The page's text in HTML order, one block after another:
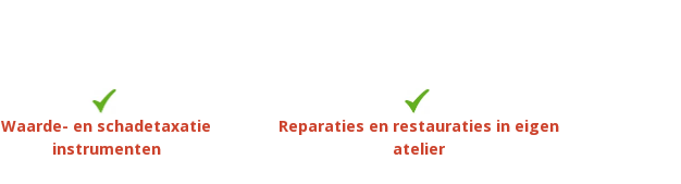
Waarde- en schadetaxatie
instrumenten
Reparaties en restauraties in eigen
atelier